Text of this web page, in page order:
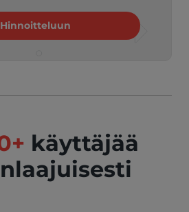
Hinnoitteluun
käyttäjää